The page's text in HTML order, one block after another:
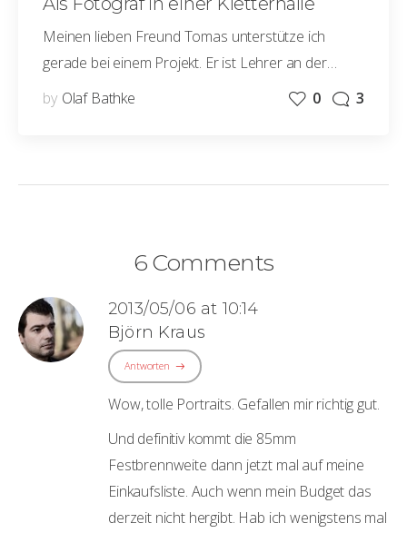
Meinen lieben Freund Tomas unterstütze ich
gerade bei einem Projekt. Er ist Lehrer an der…
by Olaf Bathke 0 3
6 Comments
2013/05/06 at 10:14
Björn Kraus
Antworten
Wow, tolle Portraits. Gefallen mir richtig gut.
Und definitiv kommt die 85mm
Festbrennweite dann jetzt mal auf meine
Einkaufsliste. Auch wenn mein Budget das
derzeit nicht hergibt. Hab ich wenigstens mal